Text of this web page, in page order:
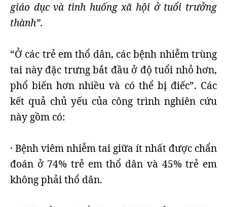
giáo dục và tình huống xã hội ở tuổi trưởng
thành”.
“Ở các trẻ em thổ dân, các bệnh nhiễm trùng
tai này đặc trưng bắt đầu ở độ tuổi nhỏ hơn,
phổ biến hơn nhiều và có thể bị điếc”. Các
kết quả chủ yếu của công trình nghiên cứu
này gồm có:
· Bệnh viêm nhiễm tai giữa ít nhất được chẩn
đoán ở 74% trẻ em thổ dân và 45% trẻ em
không phải thổ dân.